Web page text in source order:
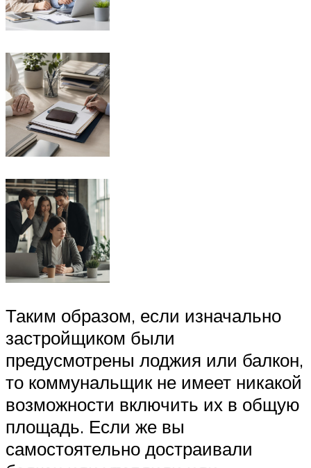
Таким образом, если изначально
застройщиком были
предусмотрены лоджия или балкон,
то коммунальщик не имеет никакой
возможности включить их в общую
площадь. Если же вы
самостоятельно достраивали